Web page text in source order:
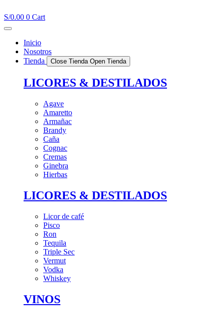
al
contenido
S/0.00 0 Cart
Inicio
Nosotros
Tienda
Close Tienda Open Tienda
LICORES & DESTILADOS
Agave
Amaretto
Armañac
Brandy
Caña
Cognac
Cremas
Ginebra
Hierbas
LICORES & DESTILADOS
Licor de café
Pisco
Ron
Tequila
Triple Sec
Vermut
Vodka
Whiskey
VINOS